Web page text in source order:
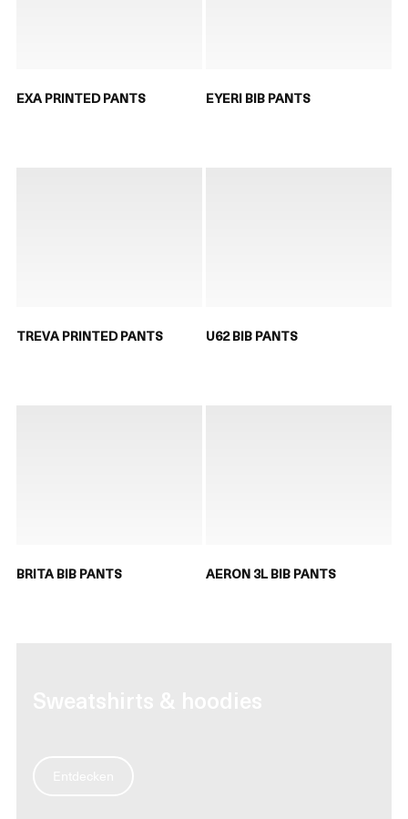
EXA PRINTED PANTS EYERI BIB PANTS
TREVA PRINTED PANTS U62 BIB PANTS
BRITA BIB PANTS AERON 3L BIB PANTS